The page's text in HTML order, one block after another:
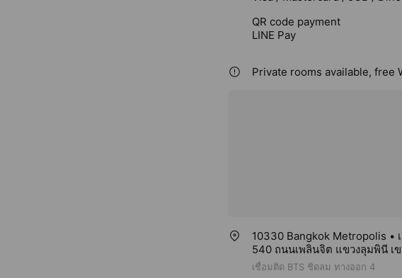
QR code payment
LINE Pay
Private rooms available, free
10330 Bangkok Metropolis •
540 ถนนเพลินจิต แขวงลุมพินี เ
เชื่อมติด BTS ชิดลม ทางออก 4